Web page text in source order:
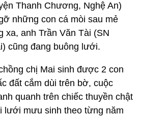
Thanh Chương, Nghệ An)
những con cá mòi sau mẻ
xa, anh Trần Văn Tài (SN
cũng đang buông lưới.
chị Mai sinh được 2 con
đất cắm dùi trên bờ, cuộc
quanh trên chiếc thuyền chật
lưới mưu sinh theo từng năm